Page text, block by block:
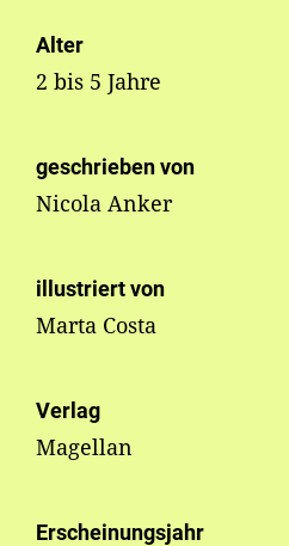
Alter
2 bis 5 Jahre
geschrieben von
Nicola Anker
illustriert von
Marta Costa
Verlag
Magellan
Erscheinungsjahr